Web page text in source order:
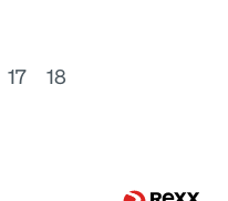
17 18